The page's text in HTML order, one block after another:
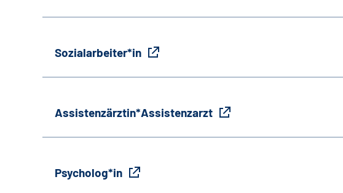
Sozialarbeiter*in
Assistenzärztin*Assistenzarzt
Psycholog*in